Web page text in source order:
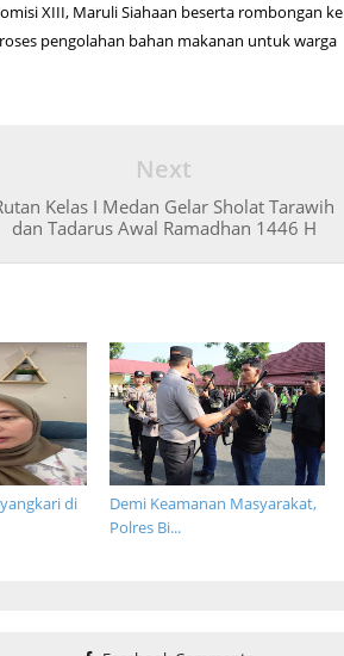
XIII, Maruli Siahaan beserta rombongan ke
pengolahan bahan makanan untuk warga
Next
Kelas I Medan Gelar Sholat Tarawih
dan Tadarus Awal Ramadhan 1446 H
Demi Keamanan Masyarakat,
Polres Bi...
di